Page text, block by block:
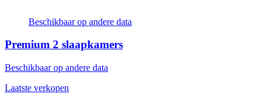
Beschikbaar op andere data
Premium 2 slaapkamers
Beschikbaar op andere data
Laatste verkopen